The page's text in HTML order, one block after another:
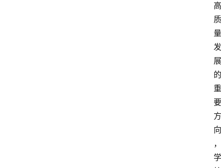
高
质
量
发
展
的
重
要
方
向
，
学